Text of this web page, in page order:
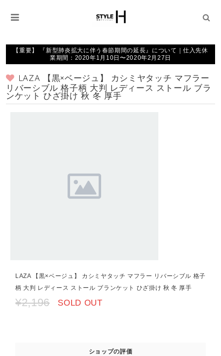
【重要】 『新型肺炎拡大に伴う春節期間の延長』について｜仕入先休
業期間：2020年1月10日〜2020年2月27日
LAZA 【黒×ベージュ】 カシミヤタッチ マフラー
リバーシブル 格子柄 大判 レディース ストール ブラ
ンケット ひざ掛け 秋 冬 厚手
LAZA 【黒×ベージュ】 カシミヤタッチ マフラー リバーシブル 格子
柄 大判 レディース ストール ブランケット ひざ掛け 秋 冬 厚手
¥2,196 SOLD OUT
ショップの評価